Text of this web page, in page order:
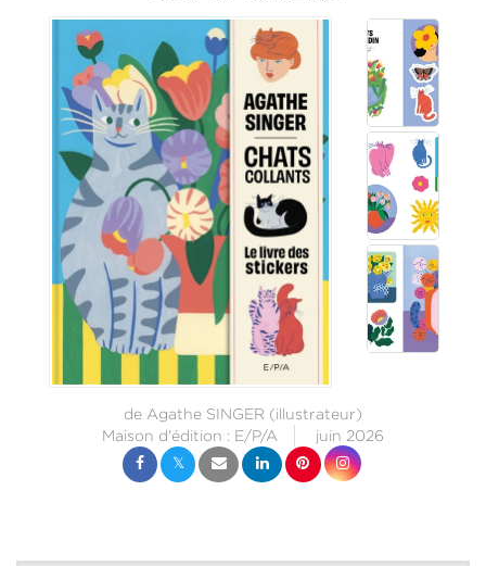
de Agathe SINGER (illustrateur)
Maison d'édition : E/P/A juin 2026